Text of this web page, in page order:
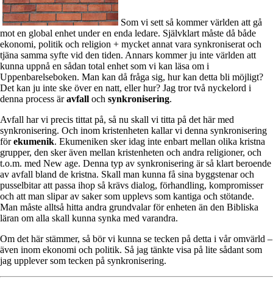
Som vi sett så kommer världen att gå
mot en global enhet under en enda ledare. Självklart måste då både
ekonomi, politik och religion + mycket annat vara synkroniserat och
tjäna samma syfte vid den tiden. Annars kommer ju inte världen att
kunna uppnå en sådan total enhet som vi kan läsa om i
Uppenbarelseboken. Man kan då fråga sig, hur kan detta bli möjligt?
Det kan ju inte ske över en natt, eller hur? Jag tror två nyckelord i
denna process äravfall och synkronisering.
Avfall har vi precis tittat på, så nu skall vi titta på det här med
synkronisering. Och inom kristenheten kallar vi denna synkronisering
förekumenik. Ekumeniken sker idag inte enbart mellan olika kristna
grupper, den sker även mellan kristenheten och andra religioner, och
t.o.m. med New age. Denna typ av synkronisering är så klart beroende
av avfall bland de kristna. Skall man kunna få sina byggstenar och
pusselbitar att passa ihop så krävs dialog, förhandling, kompromisser
och att man slipar av saker som upplevs som kantiga och stötande.
Man måste alltså hitta andra grundvalar för enheten än den Bibliska
läran om alla skall kunna synka med varandra.
Om det här stämmer, så bör vi kunna se tecken på detta i vår omvärld –
även inom ekonomi och politik. Så jag tänkte visa på lite sådant som
jag upplever som tecken på synkronisering.